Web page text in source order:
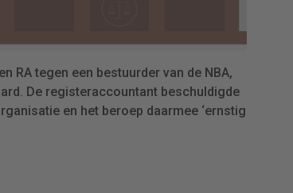
RA tegen een bestuurder van de NBA,
De registeraccountant beschuldigde
en het beroep daarmee ‘ernstig